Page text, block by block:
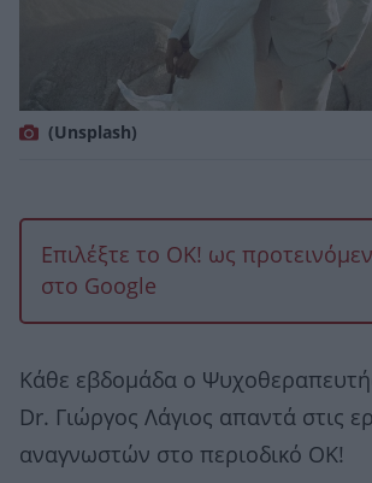
(Unsplash)
Επιλέξτε το OK! ως
στο Google
Κάθε εβδομάδα ο
Dr. Γιώργος Λάγιος απαντά στις
αναγνωστών στο περιοδικό ΟΚ!